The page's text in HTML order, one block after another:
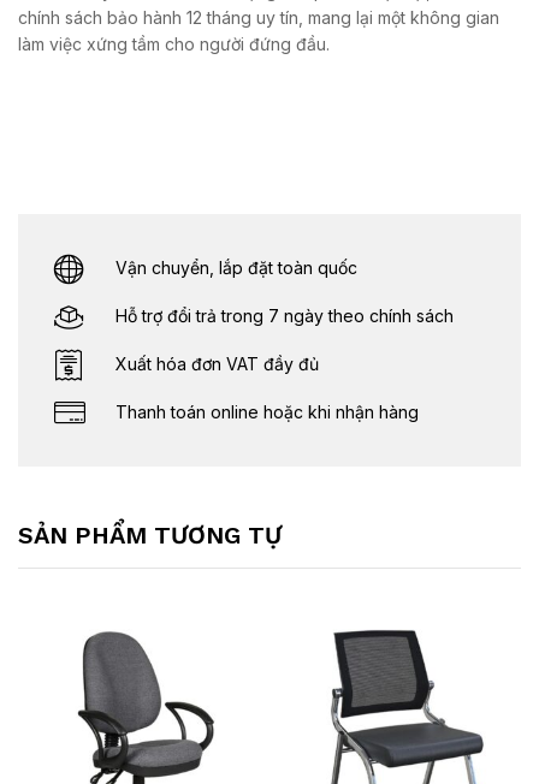
chính sách bảo hành 12 tháng uy tín, mang lại một không gian
làm việc xứng tầm cho người đứng đầu.
Vận chuyển, lắp đặt toàn quốc
Hỗ trợ đổi trả trong 7 ngày theo chính sách
Xuất hóa đơn VAT đầy đủ
Thanh toán online hoặc khi nhận hàng
SẢN PHẨM TƯƠNG TỰ